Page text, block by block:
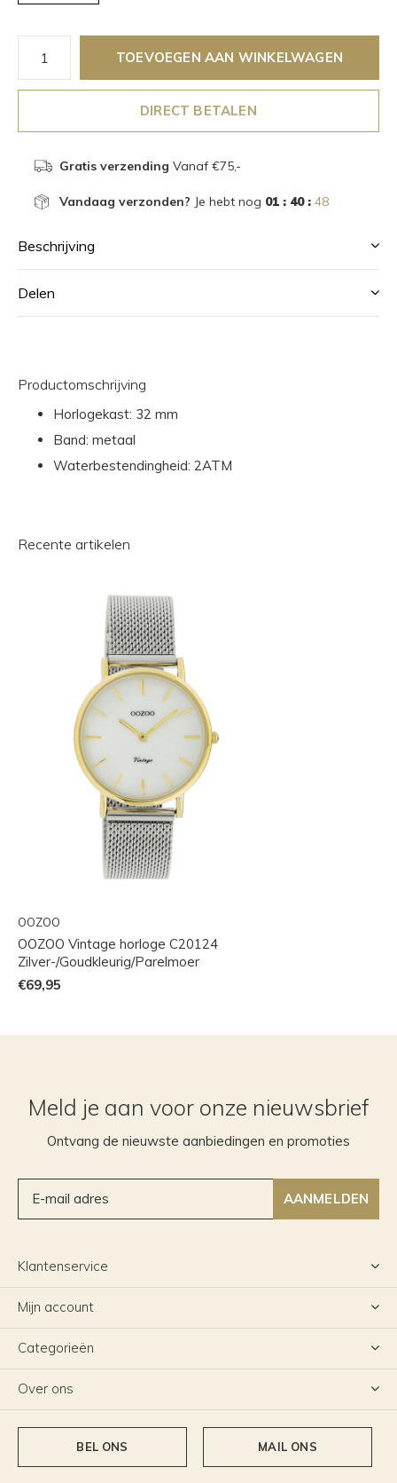
TOEVOEGEN AAN WINKELWAGEN
DIRECT BETALEN
Gratis verzending Vanaf €75,-
Vandaag verzonden? Je hebt nog 01 : 40 : 48
Beschrijving
Delen
Productomschrijving
Horlogekast: 32 mm
Band: metaal
Waterbestendingheid: 2ATM
Recente artikelen
OOZOO
OOZOO Vintage horloge C20124
Zilver-/Goudkleurig/Parelmoer
€69,95
Meld je aan voor onze nieuwsbrief
Ontvang de nieuwste aanbiedingen en promoties
AANMELDEN
Klantenservice
Mijn account
Categorieën
Over ons
BEL ONS MAIL ONS